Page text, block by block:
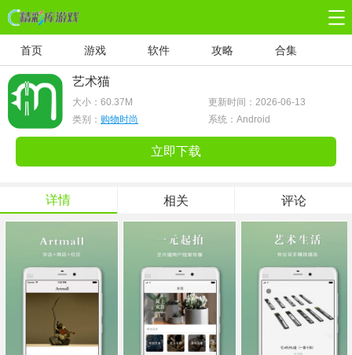
首页 游戏 软件 攻略 合集
艺术猫
大小： 60.37M
更新时间：2026-06-13
类别： 购物时尚 系统：Android
立即下载
详情 相关 评论